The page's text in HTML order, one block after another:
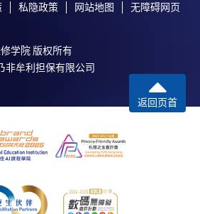
私隐政策 网站地图 无障碍网页
学院 版权所有
非牟利担保有限公司
返回页首